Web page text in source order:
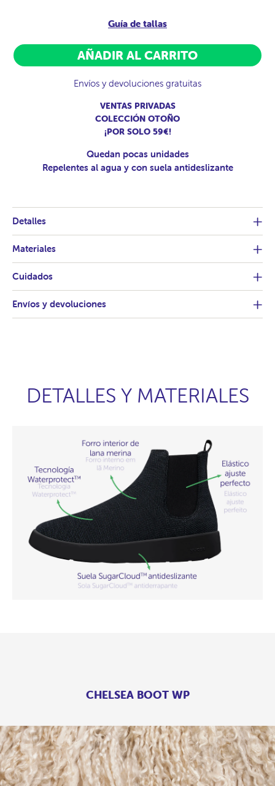
Guía de tallas
AÑADIR AL CARRITO
Envíos y devoluciones gratuitas
VENTAS PRIVADAS
COLECCIÓN OTOÑO
¡POR SOLO 59€!
Quedan pocas unidades
Repelentes al agua y con suela antideslizante
Detalles
Materiales
Cuidados
Envíos y devoluciones
DETALLES Y MATERIALES
CHELSEA BOOT WP